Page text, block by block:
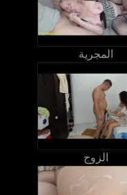
المجرية
الزوج